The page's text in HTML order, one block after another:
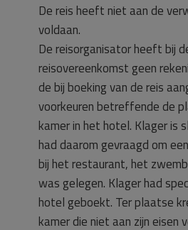
De reis heeft niet aan de
voldaan.
De reisorganisator heeft bij
reisovereenkomst geen
de bij boeking van de reis
voorkeuren betreffende de
kamer in het hotel. Klager is
had daarom gevraagd om
bij het restaurant, het
was gelegen. Klager had
hotel geboekt. Ter plaatse
kamer die niet aan zijn eisen